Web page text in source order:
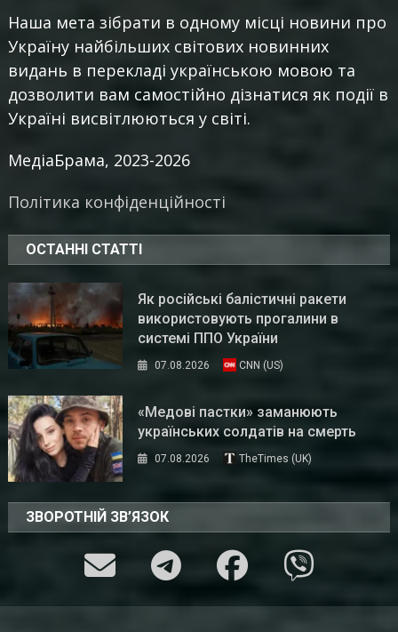
Наша мета зібрати в одному місці новини про
Україну найбільших світових новинних
видань в перекладі українською мовою та
дозволити вам самостійно дізнатися як події в
Україні висвітлюються у світі.
МедіаБрама, 2023-2026
Політика конфіденційності
ОСТАННІ СТАТТІ
Як російські балістичні ракети
використовують прогалини в
системі ППО України
07.08.2026 CNN (US)
«Медові пастки» заманюють
українських солдатів на смерть
07.08.2026 TheTimes (UK)
ЗВОРОТНІЙ ЗВ’ЯЗОК